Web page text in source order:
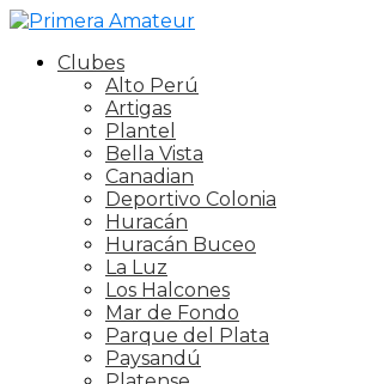
Clubes
Alto Perú
Artigas
Plantel
Bella Vista
Canadian
Deportivo Colonia
Huracán
Huracán Buceo
La Luz
Los Halcones
Mar de Fondo
Parque del Plata
Paysandú